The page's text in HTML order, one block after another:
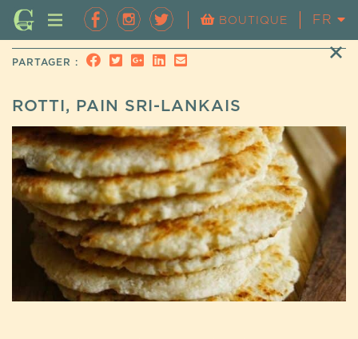
BOUTIQUE FR
EN
PARTAGER :
ROTTI, PAIN SRI-LANKAIS